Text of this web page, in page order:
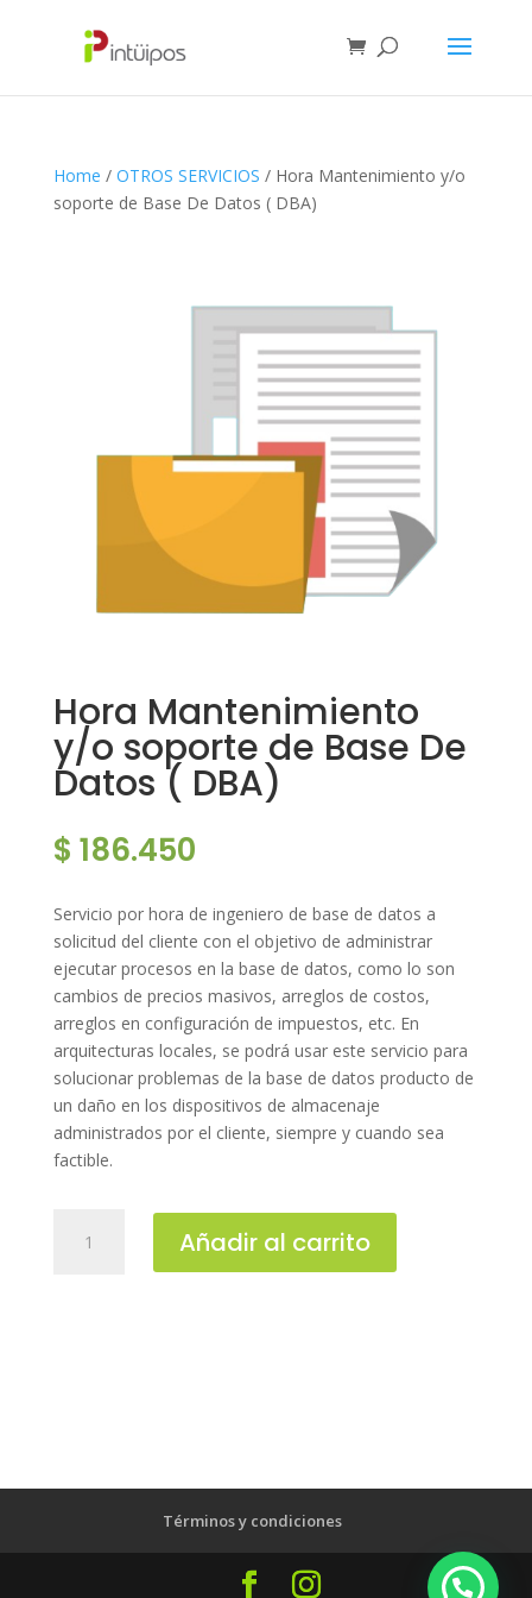
Home / OTROS SERVICIOS / Hora Mantenimiento y/o
soporte de Base De Datos ( DBA)
Hora Mantenimiento
y/o soporte de Base De
Datos ( DBA)
$ 186.450
Servicio por hora de ingeniero de base de datos a
solicitud del cliente con el objetivo de administrar
ejecutar procesos en la base de datos, como lo son
cambios de precios masivos, arreglos de costos,
arreglos en configuración de impuestos, etc. En
arquitecturas locales, se podrá usar este servicio para
solucionar problemas de la base de datos producto de
un daño en los dispositivos de almacenaje
administrados por el cliente, siempre y cuando sea
factible.
Mantenimiento
cantidad
Añadir al carrito
Términos y condiciones